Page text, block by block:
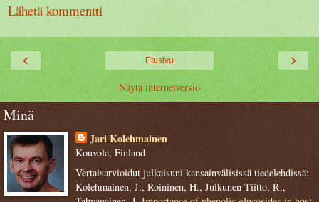
Lähetä kommentti
‹ ›
Etusivu
Näytä internetversio
Minä
Jari Kolehmainen
Kouvola, Finland
Vertaisarvioidut julkaisuni kansainvälisissä tiedelehdissä:
Kolehmainen, J., Roininen, H., Julkunen-Tiitto, R.,